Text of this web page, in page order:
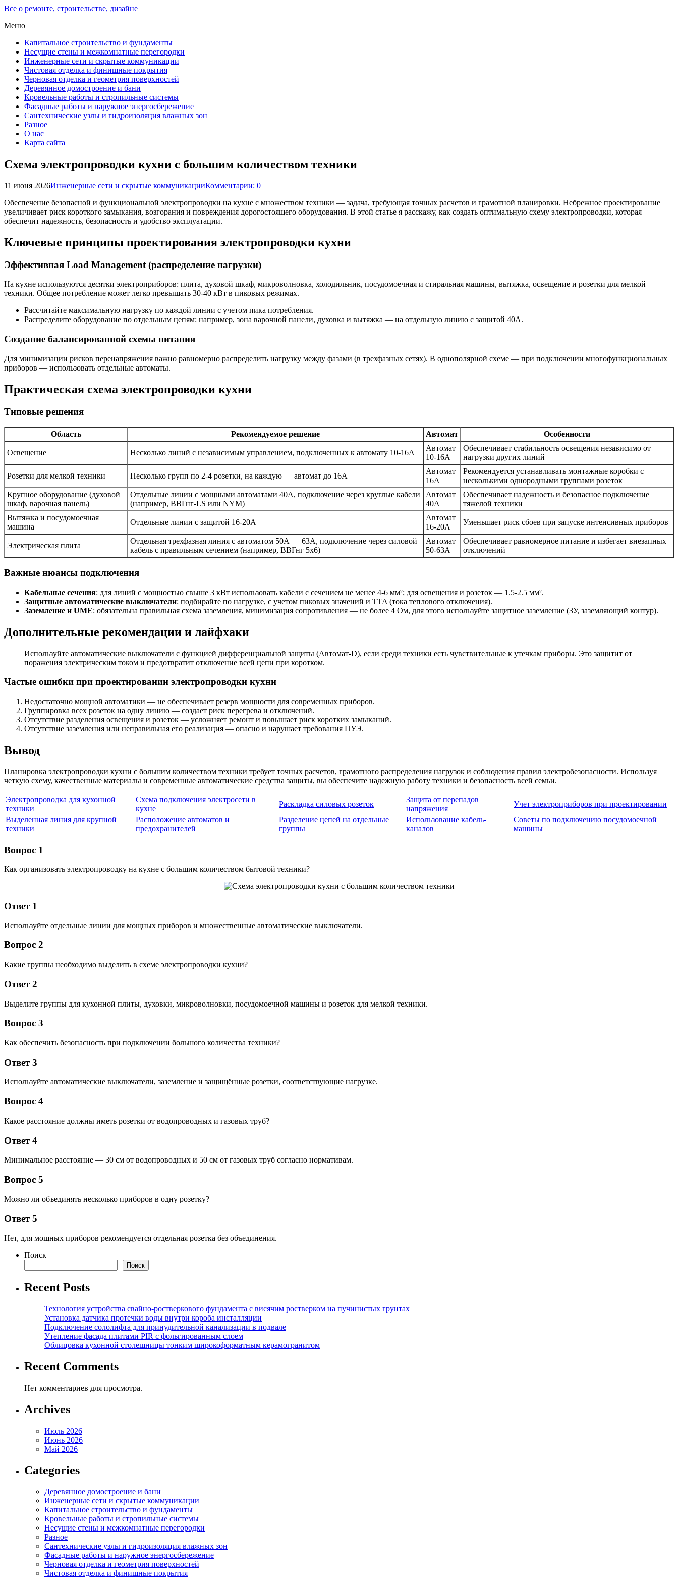
Все о ремонте, строительстве, дизайне
Меню
Капитальное строительство и фундаменты
Несущие стены и межкомнатные перегородки
Инженерные сети и скрытые коммуникации
Чистовая отделка и финишные покрытия
Черновая отделка и геометрия поверхностей
Деревянное домостроение и бани
Кровельные работы и стропильные системы
Фасадные работы и наружное энергосбережение
Сантехнические узлы и гидроизоляция влажных зон
Разное
О нас
Карта сайта
Схема электропроводки кухни с большим количеством техники
11 июня 2026Инженерные сети и скрытые коммуникацииКомментарии: 0
Обеспечение безопасной и функциональной электропроводки на кухне с множеством техники — задача, требующая точных расчетов и грамотной планировки. Небрежное проектирование
увеличивает риск короткого замыкания, возгорания и повреждения дорогостоящего оборудования. В этой статье я расскажу, как создать оптимальную схему электропроводки, которая
обеспечит надежность, безопасность и удобство эксплуатации.
Ключевые принципы проектирования электропроводки кухни
Эффективная Load Management (распределение нагрузки)
На кухне используются десятки электроприборов: плита, духовой шкаф, микроволновка, холодильник, посудомоечная и стиральная машины, вытяжка, освещение и розетки для мелкой
техники. Общее потребление может легко превышать 30-40 кВт в пиковых режимах.
Рассчитайте максимальную нагрузку по каждой линии с учетом пика потребления.
Распределите оборудование по отдельным цепям: например, зона варочной панели, духовка и вытяжка — на отдельную линию с защитой 40А.
Создание балансированной схемы питания
Для минимизации рисков перенапряжения важно равномерно распределить нагрузку между фазами (в трехфазных сетях). В однополярной схеме — при подключении многофункциональных
приборов — использовать отдельные автоматы.
Практическая схема электропроводки кухни
Типовые решения
Область Рекомендуемое решение Автомат Особенности
Освещение Несколько линий с независимым управлением, подключенных к автомату 10-16А
Автомат
10-16А
Обеспечивает стабильность освещения независимо от
нагрузки других линий
Розетки для мелкой техники Несколько групп по 2-4 розетки, на каждую — автомат до 16А
Автомат
16А
Рекомендуется устанавливать монтажные коробки с
несколькими однородными группами розеток
Крупное оборудование (духовой
шкаф, варочная панель)
Отдельные линии с мощными автоматами 40А, подключение через круглые кабели
(например, ВВГнг-LS или NYM)
Автомат
40А
Обеспечивает надежность и безопасное подключение
тяжелой техники
Вытяжка и посудомоечная
машина
Отдельные линии с защитой 16-20А
Автомат
16-20А
Уменьшает риск сбоев при запуске интенсивных приборов
Электрическая плита
Отдельная трехфазная линия с автоматом 50А — 63А, подключение через силовой
кабель с правильным сечением (например, ВВГнг 5х6)
Автомат
50-63А
Обеспечивает равномерное питание и избегает внезапных
отключений
Важные нюансы подключения
Кабельные сечения: для линий с мощностью свыше 3 кВт использовать кабели с сечением не менее 4-6 мм²; для освещения и розеток — 1.5-2.5 мм².
Защитные автоматические выключатели: подбирайте по нагрузке, с учетом пиковых значений и TTA (тока теплового отключения).
Заземление и UME: обязательна правильная схема заземления, минимизация сопротивления — не более 4 Ом, для этого используйте защитное заземление (ЗУ, заземляющий контур).
Дополнительные рекомендации и лайфхаки
Используйте автоматические выключатели с функцией дифференциальной защиты (Автомат-D), если среди техники есть чувствительные к утечкам приборы. Это защитит от
поражения электрическим током и предотвратит отключение всей цепи при коротком.
Частые ошибки при проектировании электропроводки кухни
Недостаточно мощной автоматики — не обеспечивает резерв мощности для современных приборов.
Группировка всех розеток на одну линию — создает риск перегрева и отключений.
Отсутствие разделения освещения и розеток — усложняет ремонт и повышает риск коротких замыканий.
Отсутствие заземления или неправильная его реализация — опасно и нарушает требования ПУЭ.
Вывод
Планировка электропроводки кухни с большим количеством техники требует точных расчетов, грамотного распределения нагрузок и соблюдения правил электробезопасности. Используя
четкую схему, качественные материалы и современные автоматические средства защиты, вы обеспечите надежную работу техники и безопасность всей семьи.
Электропроводка для кухонной
техники
Схема подключения электросети в
кухне
Раскладка силовых розеток
Защита от перепадов
напряжения
Учет электроприборов при проектировании
Выделенная линия для крупной
техники
Расположение автоматов и
предохранителей
Разделение цепей на отдельные
группы
Использование кабель-
каналов
Советы по подключению посудомоечной
машины
Вопрос 1
Как организовать электропроводку на кухне с большим количеством бытовой техники?
Ответ 1
Используйте отдельные линии для мощных приборов и множественные автоматические выключатели.
Вопрос 2
Какие группы необходимо выделить в схеме электропроводки кухни?
Ответ 2
Выделите группы для кухонной плиты, духовки, микроволновки, посудомоечной машины и розеток для мелкой техники.
Вопрос 3
Как обеспечить безопасность при подключении большого количества техники?
Ответ 3
Используйте автоматические выключатели, заземление и защищённые розетки, соответствующие нагрузке.
Вопрос 4
Какое расстояние должны иметь розетки от водопроводных и газовых труб?
Ответ 4
Минимальное расстояние — 30 см от водопроводных и 50 см от газовых труб согласно нормативам.
Вопрос 5
Можно ли объединять несколько приборов в одну розетку?
Ответ 5
Нет, для мощных приборов рекомендуется отдельная розетка без объединения.
Поиск
Поиск
Recent Posts
Технология устройства свайно-ростверкового фундамента с висячим ростверком на пучинистых грунтах
Установка датчика протечки воды внутри короба инсталляции
Подключение сололифта для принудительной канализации в подвале
Утепление фасада плитами PIR с фольгированным слоем
Облицовка кухонной столешницы тонким широкоформатным керамогранитом
Recent Comments
Нет комментариев для просмотра.
Archives
Июль 2026
Июнь 2026
Май 2026
Categories
Деревянное домостроение и бани
Инженерные сети и скрытые коммуникации
Капитальное строительство и фундаменты
Кровельные работы и стропильные системы
Несущие стены и межкомнатные перегородки
Разное
Сантехнические узлы и гидроизоляция влажных зон
Фасадные работы и наружное энергосбережение
Черновая отделка и геометрия поверхностей
Чистовая отделка и финишные покрытия